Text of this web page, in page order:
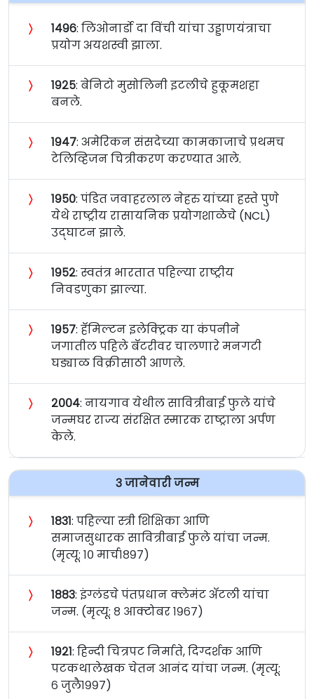
〉 १४९६: लिओनार्डो दा विंची यांचा उड्डाणयंत्राचा
प्रयोग अयशस्वी झाला.
〉 १९२५: बेनिटो मुसोलिनी इटलीचे हुकूमशहा
बनले.
〉 १९४७: अमेरिकन संसदेच्या कामकाजाचे प्रथमच
टेलिव्हिजन चित्रीकरण करण्यात आले.
〉 १९५०: पंडित जवाहरलाल नेहरु यांच्या हस्ते पुणे
येथे राष्ट्रीय रासायनिक प्रयोगशाळेचे (NCL)
उद्‍घाटन झाले.
〉 १९५२: स्वतंत्र भारतात पहिल्या राष्ट्रीय
निवडणुका झाल्या.
〉 १९५७: हॅमिल्टन इलेक्ट्रिक या कंपनीने
जगातील पहिले बॅटरीवर चालणारे मनगटी
घड्याळ विक्रीसाठी आणले.
〉 २००४: नायगाव येथील सावित्रीबाई फुले यांचे
जन्मघर राज्य संरक्षित स्मारक राष्ट्राला अर्पण
केले.
३ जानेवारी जन्म
〉 १८३१: पहिल्या स्त्री शिक्षिका आणि
समाजसुधारक सावित्रीबाई फुले यांचा जन्म.
(मृत्यू: १० मार्च१८९७)
〉 १८८३: इंग्लंडचे पंतप्रधान क्लेमंट अ‍ॅटली यांचा
जन्म. (मृत्यू: ८ आक्टोबर १९६७)
〉 १९२१: हिन्दी चित्रपट निर्माते, दिग्दर्शक आणि
पटकथालेखक चेतन आनंद यांचा जन्म. (मृत्यू:
६ जुलै१९९७)